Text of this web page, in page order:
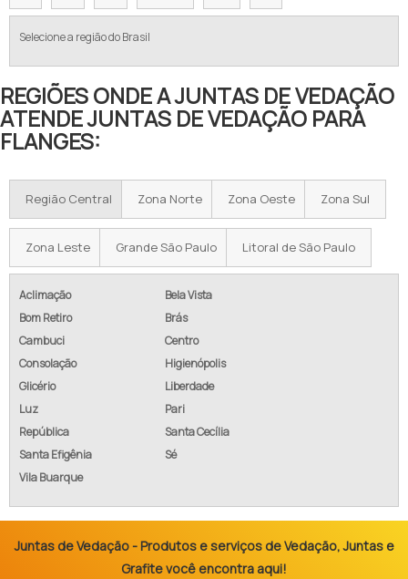
Selecione a região do Brasil
REGIÕES ONDE A JUNTAS DE VEDAÇÃO
ATENDE JUNTAS DE VEDAÇÃO PARA
FLANGES:
Região Central Zona Norte Zona Oeste Zona Sul
Zona Leste Grande São Paulo Litoral de São Paulo
Aclimação
Bela Vista
Bom Retiro
Brás
Cambuci
Centro
Consolação
Higienópolis
Glicério
Liberdade
Luz
Pari
República
Santa Cecília
Santa Efigênia
Sé
Vila Buarque
Juntas de Vedação - Produtos e serviços de Vedação, Juntas e
Grafite você encontra aqui!